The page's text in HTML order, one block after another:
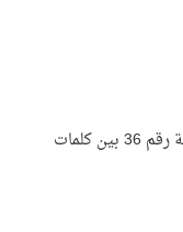
كلمة (شَهْرُ) في مطلع آية شهر رمضان هي الكلمة رقم 36 بين كلمات